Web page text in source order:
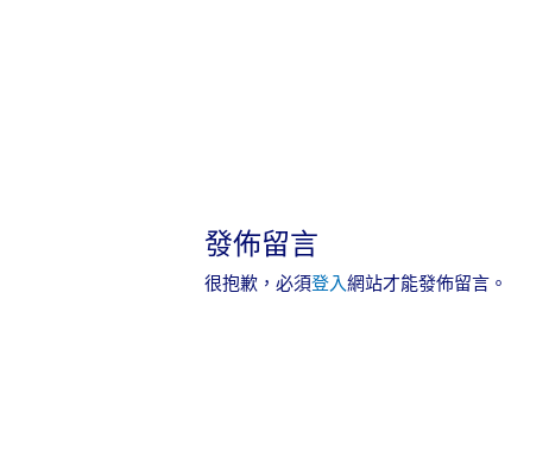
發佈留言
很抱歉，必須登入網站才能發佈留言。